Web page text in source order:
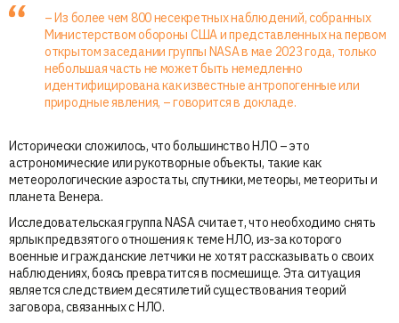
– Из более чем 800 несекретных наблюдений, собранных
Министерством обороны США и представленных на первом
открытом заседании группы NASA в мае 2023 года, только
небольшая часть не может быть немедленно
идентифицирована как известные антропогенные или
природные явления, – говорится в докладе.
Исторически сложилось, что большинство НЛО – это
астрономические или рукотворные объекты, такие как
метеорологические аэростаты, спутники, метеоры, метеориты и
планета Венера.
Исследовательская группа NASA считает, что необходимо снять
ярлык предвзятого отношения к теме НЛО, из-за которого
военные и гражданские летчики не хотят рассказывать о своих
наблюдениях, боясь превратится в посмешище. Эта ситуация
является следствием десятилетий существования теорий
заговора, связанных с НЛО.